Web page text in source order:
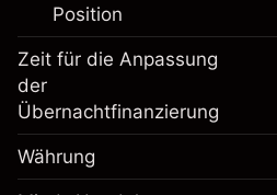
Anpassung der
Übernachtfinanzierung
Gebühren aus
Position
Zeit für die Anpassung
der
Übernachtfinanzierung
Währung